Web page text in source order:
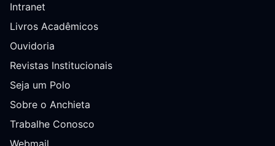
Intranet
Livros Acadêmicos
Ouvidoria
Revistas Institucionais
Seja um Polo
Sobre o Anchieta
Trabalhe Conosco